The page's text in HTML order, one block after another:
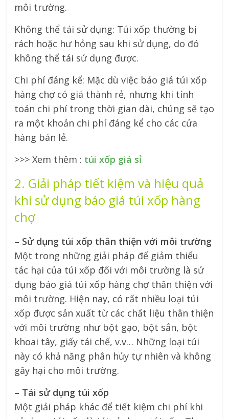
môi trường.
Không thể tái sử dụng: Túi xốp thường bị
rách hoặc hư hỏng sau khi sử dụng, do đó
không thể tái sử dụng được.
Chi phí đáng kể: Mặc dù việc báo giá túi xốp
hàng chợ có giá thành rẻ, nhưng khi tính
toán chi phí trong thời gian dài, chúng sẽ tạo
ra một khoản chi phí đáng kể cho các cửa
hàng bán lẻ.
>>> Xem thêm : túi xốp giá sỉ
2. Giải pháp tiết kiệm và hiệu quả
khi sử dụng báo giá túi xốp hàng
chợ
– Sử dụng túi xốp thân thiện với môi trường
Một trong những giải pháp để giảm thiểu
tác hại của túi xốp đối với môi trường là sử
dụng báo giá túi xốp hàng chợ thân thiện với
môi trường. Hiện nay, có rất nhiều loại túi
xốp được sản xuất từ các chất liệu thân thiện
với môi trường như bột gạo, bột sắn, bột
khoai tây, giấy tái chế, v.v… Những loại túi
này có khả năng phân hủy tự nhiên và không
gây hại cho môi trường.
– Tái sử dụng túi xốp
Một giải pháp khác để tiết kiệm chi phí khi